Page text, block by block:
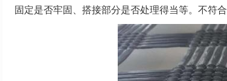
固定是否牢固、搭接部分是否处理得当等。不符